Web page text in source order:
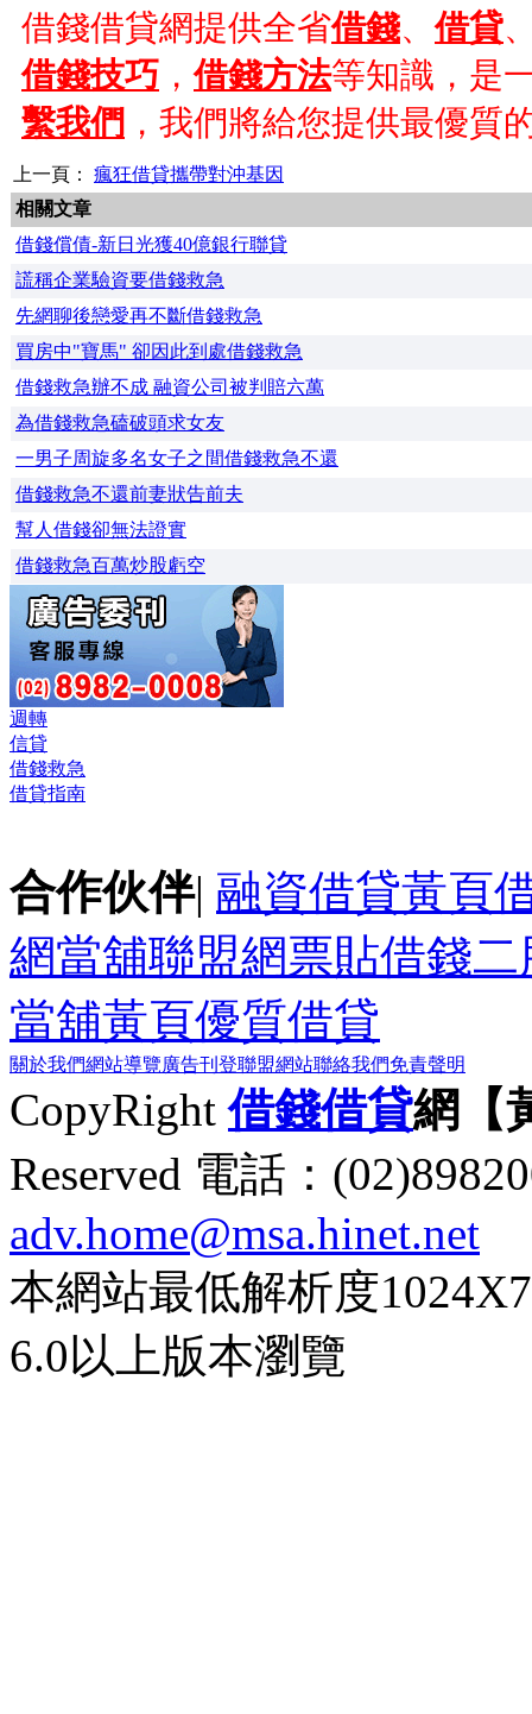
借錢借貸網提供全省借錢、借貸
借錢技巧 ，借錢方法等知識，是
繫我們 ，我們將給您提供最優質
上一頁： 瘋狂借貸攜帶對沖基因
相關文章
借錢償債-新日光獲40億銀行聯貸
謊稱企業驗資要借錢救急
先網聊後戀愛再不斷借錢救急
買房中"寶馬" 卻因此到處借錢救急
借錢救急辦不成 融資公司被判賠六萬
為借錢救急磕破頭求女友
一男子周旋多名女子之間借錢救急不還
借錢救急不還前妻狀告前夫
幫人借錢卻無法證實
借錢救急百萬炒股虧空
週轉
信貸
借錢救急
借貸指南
合作伙伴| 融資借貸黃頁
網當舖聯盟網票貼借錢二
當舖黃頁優質借貸
關於我們網站導覽廣告刊登聯盟網站聯絡我們免責聲明
CopyRight借錢借貸網【
Reserved 電話：
adv.home@msa.hinet.net
本網站最低解析度
6.0以上版本瀏覽